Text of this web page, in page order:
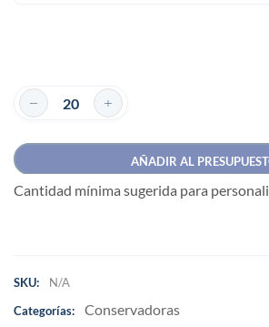
AÑADIR AL
Cantidad mínima sugerida para
SKU:
N/A
Categorías:
Conservadoras